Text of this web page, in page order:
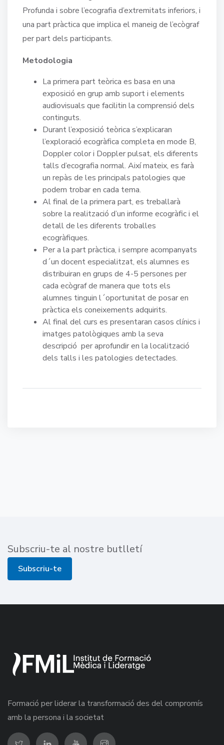
Profunda i sobre l’ecografia d’extremitats inferiors, i
una part pràctica que implica el maneig de l’ecògraf
per part dels participants.
Metodologia
La primera part teòrica es basa en una
exposició en grup amb suport i elements
audiovisuals que facilitin la comprensió dels
continguts.
Durant l’exposició teòrica s’explicaran
l’exploració ecogràfica completa en mode B,
Doppler color i Doppler pulsat, els diferents
talls d’ecografia normal. Així mateix, es farà
un repàs de les principals patologies que
podem trobar en cada tema.
Al final de la primera part, es treballarà
sobre la realització d’un informe ecogràfic i el
detall de les diferents troballes
ecogràfiques.
Per a la part pràctica, i sempre acompanyats
d´un docent especialitzat, els alumnes es
distribuiran en grups de 4-5 persones per
cada ecògraf de manera que tots els
alumnes tinguin l´oportunitat de posar en
pràctica els coneixements adquirits.
Al final del curs es presentaran casos clínics i
imatges patològiques amb la seva
descripció per aprofundir en la localització
dels talls i les patologies detectades.
Subscriu-te al nostre butlletí
Subscriu-te
Formació per liderar la transformació des del compromís
amb la persona i la societat